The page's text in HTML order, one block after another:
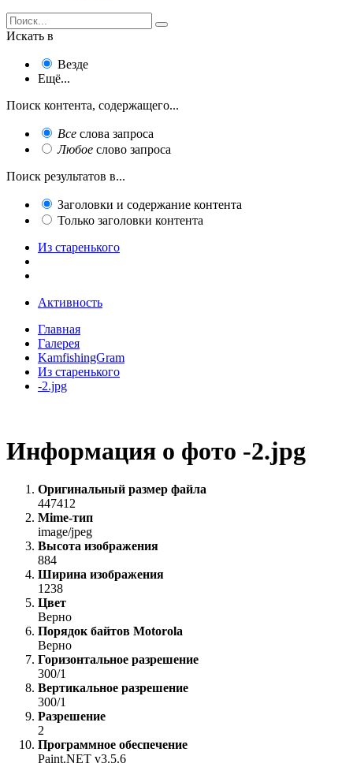
Искать в
Везде
Ещё...
Поиск контента, содержащего...
Все слова запроса
Любое слово запроса
Поиск результатов в...
Заголовки и содержание контента
Только заголовки контента
Из старенького
Активность
Главная
Галерея
KamfishingGram
Из старенького
-2.jpg
Информация о фото -2.jpg
Оригинальный размер файла
447412
Mime-тип
image/jpeg
Высота изображения
884
Ширина изображения
1238
Цвет
Верно
Порядок байтов Motorola
Верно
Горизонтальное разрешение
300/1
Вертикальное разрешение
300/1
Разрешение
2
Программное обеспечение
Paint.NET v3.5.6